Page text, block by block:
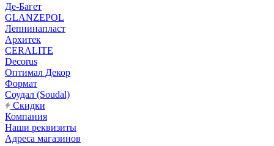
Де-Багет
GLANZEPOL
Лепнинапласт
Архитек
CERALITE
Decorus
Оптимал Декор
Формат
Соудал (Soudal)
Скидки
Компания
Наши реквизиты
Адреса магазинов